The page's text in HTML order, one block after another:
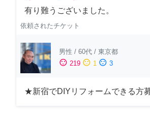
有り難うございました。
依頼されたチケット
男性 / 60代 / 東京都
sentiment_satisfied 219 sentiment_neutral 1 sentiment_dissatisfied 3
★新宿でDIYリフォームできる方